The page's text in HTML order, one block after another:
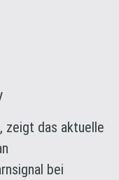
zeigt das aktuelle
bei